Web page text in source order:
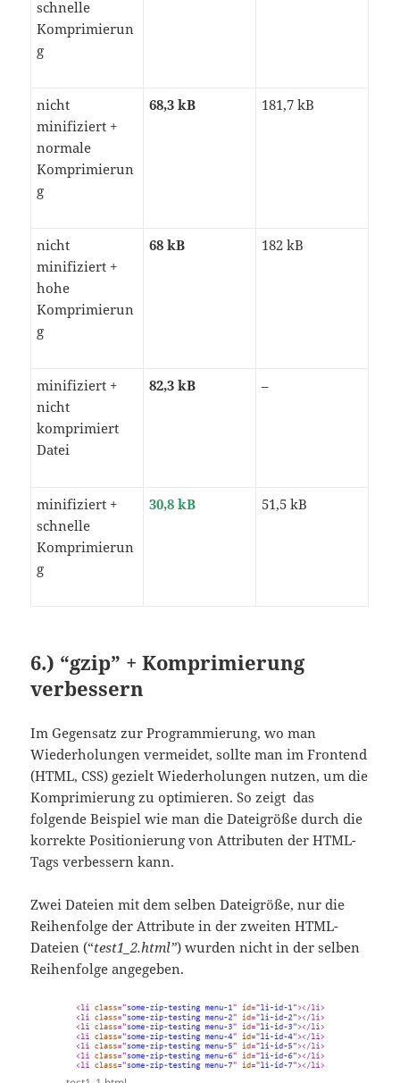
schnelle
Komprimierun
g
nicht
minifiziert +
normale
Komprimierun
g
68,3 kB 181,7 kB
nicht
minifiziert +
hohe
Komprimierun
g
68 kB 182 kB
minifiziert +
nicht
komprimiert
Datei
82,3 kB –
minifiziert +
schnelle
Komprimierun
g
30,8 kB 51,5 kB
6.) “gzip” + Komprimierung
verbessern
Im Gegensatz zur Programmierung, wo man
Wiederholungen vermeidet, sollte man im Frontend
(HTML, CSS) gezielt Wiederholungen nutzen, um die
Komprimierung zu optimieren. So zeigt das
folgende Beispiel wie man die Dateigröße durch die
korrekte Positionierung von Attributen der HTML-
Tags verbessern kann.
Zwei Dateien mit dem selben Dateigröße, nur die
Reihenfolge der Attribute in der zweiten HTML-
Dateien (“test1_2.html”) wurden nicht in der selben
Reihenfolge angegeben.